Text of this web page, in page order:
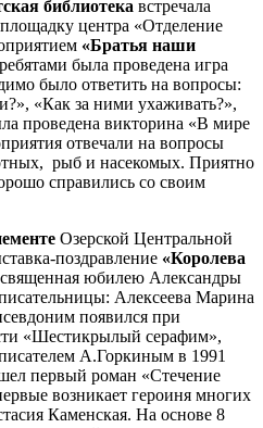
библиотека встречала
центра «Отделение
«Братья наши
была проведена игра
было ответить на вопросы:
«Как за ними ухаживать?»,
проведена викторина «В мире
отвечали на вопросы
рыб и насекомых. Приятно
справились со своим
Озерской Центральной
поздравление «Королева
юбилею Александры
Алексеева Марина
появился при
«Шестикрылый серафим»,
А.Горкиным в 1991
первый роман «Стечение
возникает героиня многих
Каменская. На основе 8